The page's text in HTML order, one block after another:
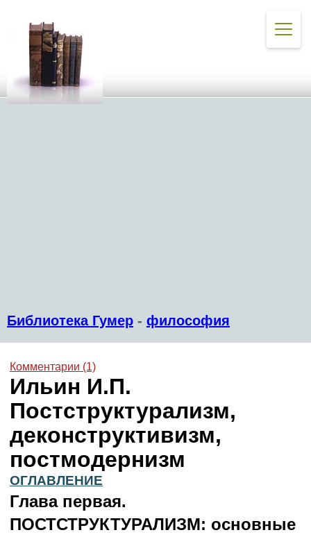
Библиотека Гумер - философия
Комментарии (1)
Ильин И.П.
Постструктурализм,
деконструктивизм,
постмодернизм
ОГЛАВЛЕНИЕ
Глава первая.
ПОСТСТРУКТУРАЛИЗМ: основные